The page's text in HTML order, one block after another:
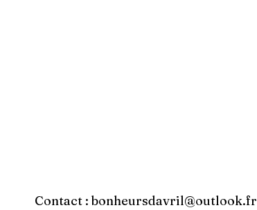
Contact : bonheursdavril@outlook.fr